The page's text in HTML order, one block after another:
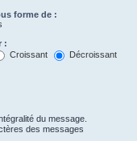
forme de :
:
Croissant
Décroissant
du message.
des messages